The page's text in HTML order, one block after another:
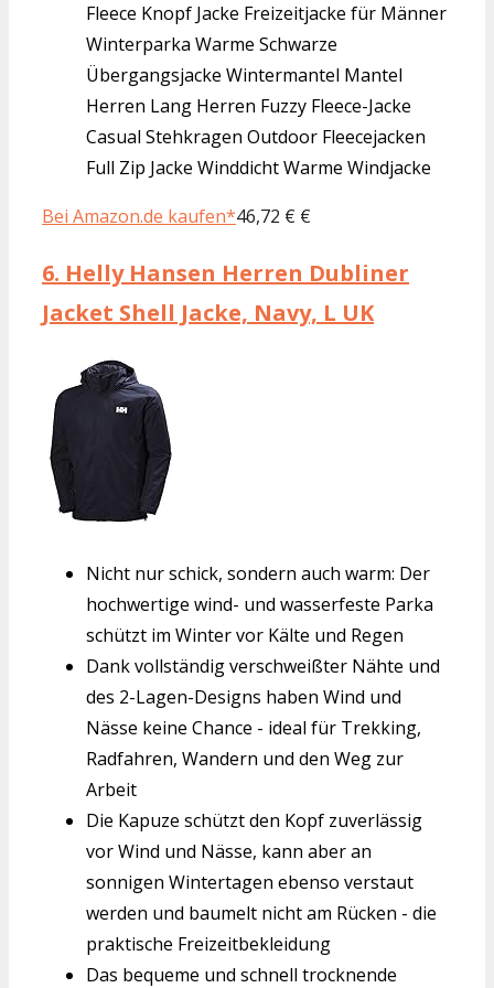
Fleece Knopf Jacke Freizeitjacke für Männer
Winterparka Warme Schwarze
Übergangsjacke Wintermantel Mantel
Herren Lang Herren Fuzzy Fleece-Jacke
Casual Stehkragen Outdoor Fleecejacken
Full Zip Jacke Winddicht Warme Windjacke
Bei Amazon.de kaufen*46,72 € €
6. Helly Hansen Herren Dubliner
Jacket Shell Jacke, Navy, L UK
Nicht nur schick, sondern auch warm: Der
hochwertige wind- und wasserfeste Parka
schützt im Winter vor Kälte und Regen
Dank vollständig verschweißter Nähte und
des 2-Lagen-Designs haben Wind und
Nässe keine Chance - ideal für Trekking,
Radfahren, Wandern und den Weg zur
Arbeit
Die Kapuze schützt den Kopf zuverlässig
vor Wind und Nässe, kann aber an
sonnigen Wintertagen ebenso verstaut
werden und baumelt nicht am Rücken - die
praktische Freizeitbekleidung
Das bequeme und schnell trocknende